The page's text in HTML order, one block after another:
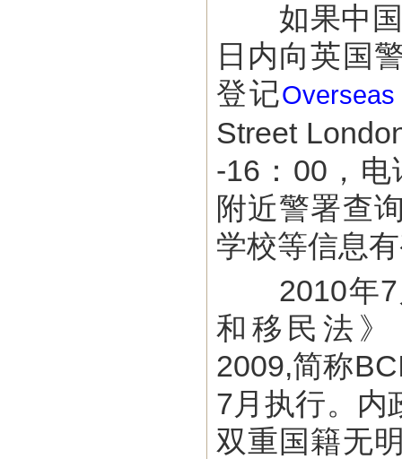
如果中国
日内向英国
登记
Street
-16：00，
附近警署查
学校等信息
2010年7
和移民法》
2009,简称
7月执行。内
双重国籍无